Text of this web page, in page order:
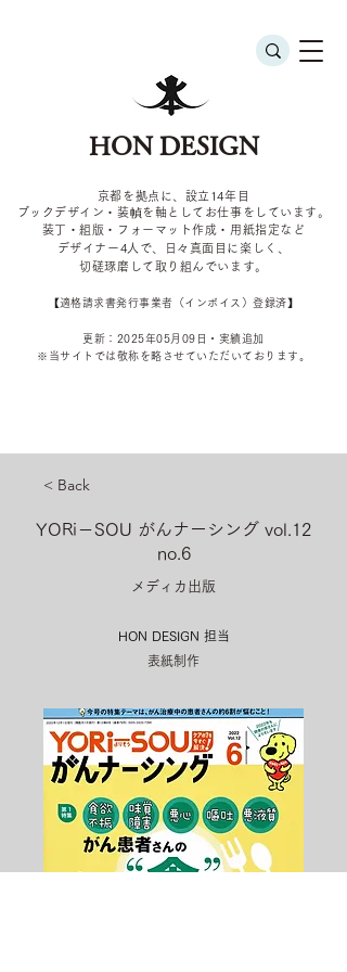
HON DESIGN
京都を拠点に、設立14年目
ブックデザイン・装幀を軸としてお仕事をしています。
装丁・組版・フォーマット作成・用紙指定など
デザイナー4 人で、日々真面目に楽しく、
切磋琢磨して取り組んでいます。
​【適格請求書発行事業者（インボイス）登録済】
更新：2025年05 月09 日・実績追加
​※当サイトでは敬称を 略させていただいております。
< Back
YORi－SOU がんナーシング vol.12
no.6
メディカ出版
HON DESIGN​ 担当
表紙制作